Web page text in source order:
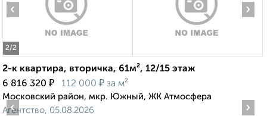
2/2
‹ ›
2-к квартира, вторичка, 61м², 12/15 этаж
6 816 320 ₽ 112 000 ₽ за м²
Московский район, мкр. Южный, ЖК Атмосфера
Агентство, 05.08.2026
‹ ›